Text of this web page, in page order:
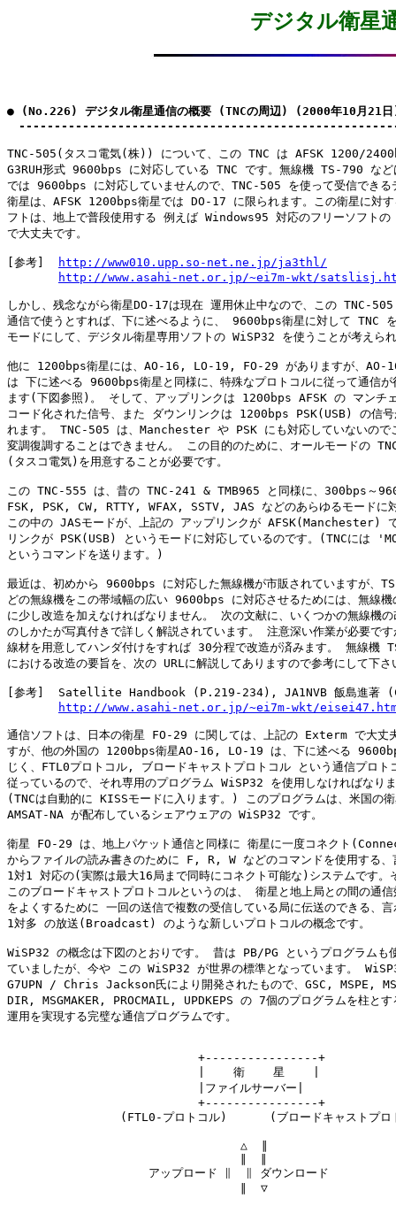
デジタル衛星
● (No.226) デジタル衛星通信の概要 (TNCの周辺) (2000年10月21
TNC-505(タスコ電気(株)) について、この TNC は AFSK 1200/
G3RUH形式 9600bps に対応している TNC です。無線機 TS-790 など
では 9600bps に対応していませんので、TNC-505 を使って受信できる
衛星は、AFSK 1200bps衛星では DO-17 に限られます。この衛星に対す
フトは、地上で普段使用する 例えば Windows95 対応のフリーソフト
で大丈夫です。
[参考]
http://www010.upp.so-net.ne.jp/ja3thl/
http://www.asahi-net.or.jp/~ei7m-wkt/
しかし、残念ながら衛星DO-17は現在 運用休止中なので、この TNC-
通信で使うとすれば、下に述べるように、 9600bps衛星に対して
モードにして、デジタル衛星専用ソフトの WiSP32 を使うことが考えら
他に 1200bps衛星には、AO-16, LO-19, FO-29 がありますが、AO-
は 下に述べる 9600bps衛星と同様に、特殊なプロトコルに従って通信が
ます(下図参照)。 そして、アップリンクは 1200bps AFSK の マンチ
コード化された信号、また ダウンリンクは 1200bps PSK(USB) の信号
れます。 TNC-505 は、Manchester や PSK にも対応していないので
変調復調することはできません。 この目的のために、オールモードの
(タスコ電気)を用意することが必要です。
この TNC-555 は、昔の TNC-241 & TMB965 と同様に、300bps～
FSK, PSK, CW, RTTY, WFAX, SSTV, JAS などのあらゆるモードに
この中の JASモードが、上記の アップリンクが AFSK(Manchester)
リンクが PSK(USB) というモードに対応しているのです。(TNCには
というコマンドを送ります。)
最近は、初めから 9600bps に対応した無線機が市販されていますが、
どの無線機をこの帯域幅の広い 9600bps に対応させるためには、無線機
に少し改造を加えなければなりません。 次の文献に、いくつかの無線機の
のしかたが写真付きで詳しく解説されています。 注意深い作業が必要です
線材を用意してハンダ付けをすれば 30分程で改造が済みます。 無線機
における改造の要旨を、次の URLに解説してありますので参考にして下さ
[参考]  Satellite Handbook (P.219-234), JA1NVB 飯島進著
http://www.asahi-net.or.jp/~ei7m-wkt/
通信ソフトは、日本の衛星 FO-29 に関しては、上記の Exterm で大丈
すが、他の外国の 1200bps衛星AO-16, LO-19 は、下に述べる
じく、FTL0プロトコル, ブロードキャストプロトコル という通信プロト
従っているので、それ専用のプログラム WiSP32 を使用しなければなり
(TNCは自動的に KISSモードに入ります。) このプログラムは、米国の
AMSAT-NA が配布しているシェアウェアの WiSP32 です。
衛星 FO-29 は、地上パケット通信と同様に 衛星に一度コネクト
からファイルの読み書きのために F, R, W などのコマンドを使用する、
1対1 対応の(実際は最大16局まで同時にコネクト可能な)システムです。
このブロードキャストプロトコルというのは、 衛星と地上局との間の通信
をよくするために 一回の送信で複数の受信している局に伝送のできる、言
1対多 の放送(Broadcast) のような新しいプロトコルの概念です。
WiSP32 の概念は下図のとおりです。 昔は PB/PG というプログラムも
ていましたが、今や この WiSP32 が世界の標準となっています。
G7UPN / Chris Jackson氏により開発されたもので、GSC, MSPE,
DIR, MSGMAKER, PROCMAIL, UPDKEPS の 7個のプログラムを柱とす
運用を実現する完璧な通信プログラムです。
                           +----------------+
                           |    衛    星    |
                           |ファイルサーバー|
                           +----------------+
(FTL0-プロトコル)      (ブロードキャストプロ
                                 △  ∥
                    アップロード ∥  ∥ ダウンロード
                                 ∥  ▽